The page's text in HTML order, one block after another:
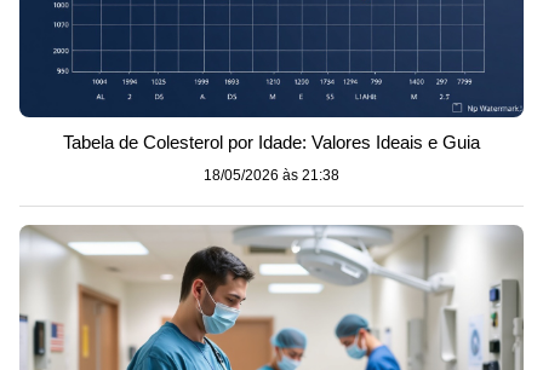
Tabela de Colesterol por Idade: Valores Ideais e Guia
18/05/2026 às 21:38